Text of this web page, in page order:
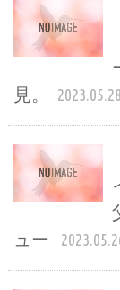
見。
2023.05.28
ュー